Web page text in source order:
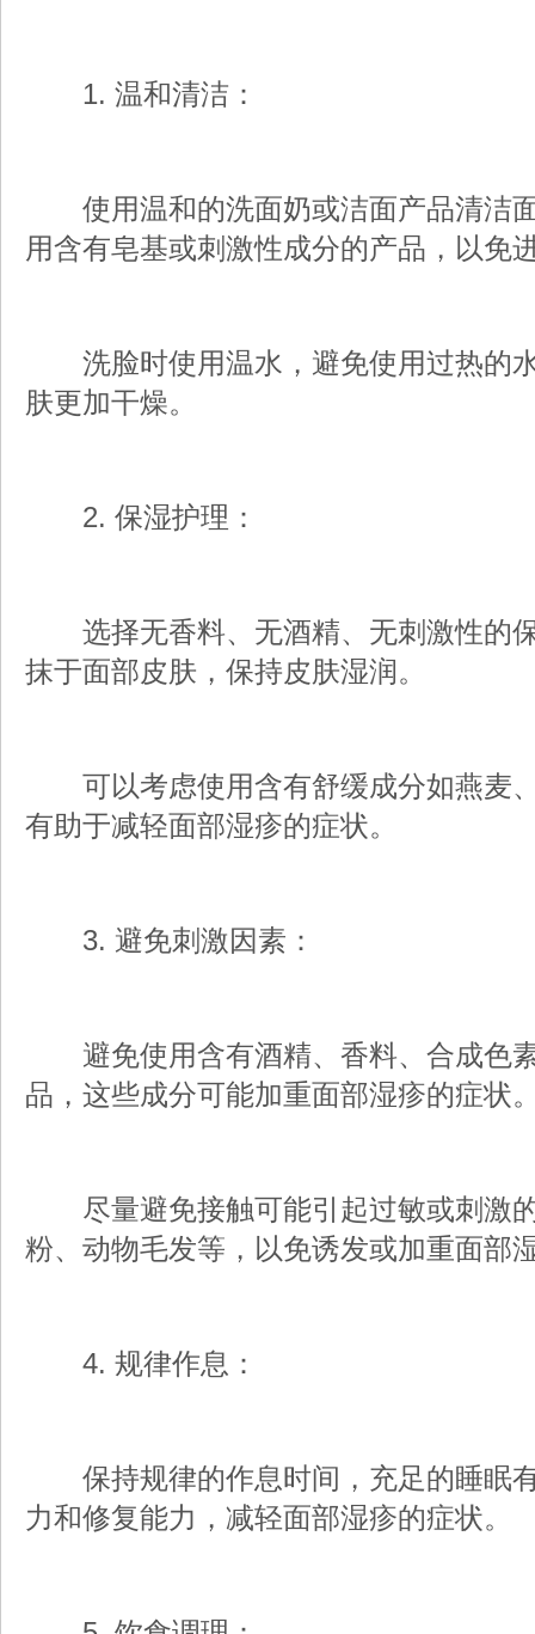
1. 温和清洁：
使用温和的洗面奶或洁面产品清洁
用含有皂基或刺激性成分的产品，以免
洗脸时使用温水，避免使用过热的
肤更加干燥。
2. 保湿护理：
选择无香料、无酒精、无刺激性的
抹于面部皮肤，保持皮肤湿润。
可以考虑使用含有舒缓成分如燕麦
有助于减轻面部湿疹的症状。
3. 避免刺激因素：
避免使用含有酒精、香料、合成色
品，这些成分可能加重面部湿疹的症状
尽量避免接触可能引起过敏或刺激
粉、动物毛发等，以免诱发或加重面部
4. 规律作息：
保持规律的作息时间，充足的睡眠
力和修复能力，减轻面部湿疹的症状。